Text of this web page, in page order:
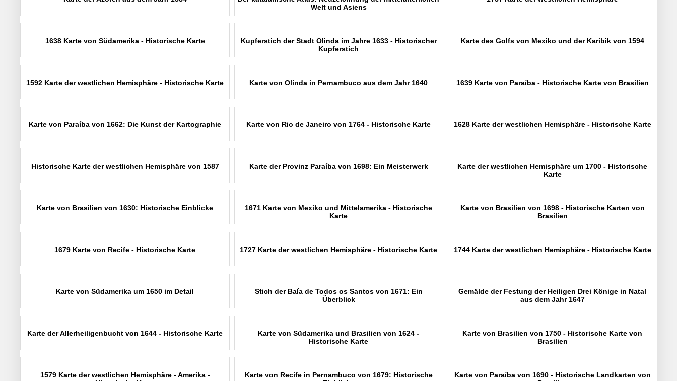
Welt und Asiens
1638 Karte von Südamerika - Historische Karte
Kupferstich der Stadt Olinda im Jahre 1633 - Historischer
Kupferstich
Karte des Golfs von Mexiko und der Karibik von 1594
1592 Karte der westlichen Hemisphäre - Historische Karte Karte von Olinda in Pernambuco aus dem Jahr 1640 1639 Karte von Paraíba - Historische Karte von Brasilien
Karte von Paraíba von 1662: Die Kunst der Kartographie Karte von Rio de Janeiro von 1764 - Historische Karte 1628 Karte der westlichen Hemisphäre - Historische Karte
Historische Karte der westlichen Hemisphäre von 1587 Karte der Provinz Paraíba von 1698: Ein Meisterwerk
Karte der westlichen Hemisphäre um 1700 - Historische
Karte
Karte von Brasilien von 1630: Historische Einblicke
1671 Karte von Mexiko und Mittelamerika - Historische
Karte
Karte von Brasilien von 1698 - Historische Karten von
Brasilien
1679 Karte von Recife - Historische Karte 1727 Karte der westlichen Hemisphäre - Historische Karte 1744 Karte der westlichen Hemisphäre - Historische Karte
Karte von Südamerika um 1650 im Detail
Stich der Baía de Todos os Santos von 1671: Ein
Überblick
Gemälde der Festung der Heiligen Drei Könige in Natal
aus dem Jahr 1647
Karte der Allerheiligenbucht von 1644 - Historische Karte
Karte von Südamerika und Brasilien von 1624 -
Historische Karte
Karte von Brasilien von 1750 - Historische Karte von
Brasilien
1579 Karte der westlichen Hemisphäre - Amerika -
Karte von Recife in Pernambuco von 1679: Historische
Karte von Paraíba von 1690 - Historische Landkarten von